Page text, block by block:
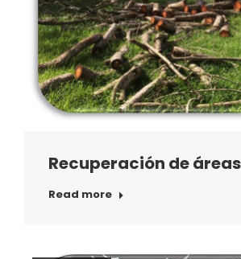
Recuperación de
Read more